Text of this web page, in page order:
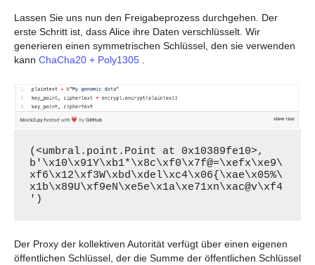
Lassen Sie uns nun den Freigabeprozess durchgehen. Der
erste Schritt ist, dass Alice ihre Daten verschlüsselt. Wir
generieren einen symmetrischen Schlüssel, den sie verwenden
kann ChaCha20 + Poly1305
(<umbral.point.Point at 0x10389fe10>,
b'\x10\x91Y\xb1*\x8c\xf0\x7f@=\xefx\xe9\
xf6\x12\xf3W\xbd\xdel\xc4\x06{\xae\x05%\
x1b\x89U\xf9eN\xe5e\x1a\xe71xn\xac@v\xf4
')
Der Proxy der kollektiven Autorität verfügt über einen eigenen
öffentlichen Schlüssel, der die Summe der öffentlichen Schlüssel